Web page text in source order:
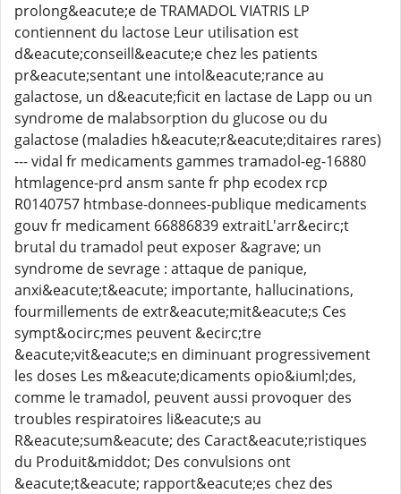
prolong&eacute;e de TRAMADOL VIATRIS LP
contiennent du lactose Leur utilisation est
d&eacute;conseill&eacute;e chez les patients
pr&eacute;sentant une intol&eacute;rance au
galactose, un d&eacute;ficit en lactase de Lapp ou un
syndrome de malabsorption du glucose ou du
galactose (maladies h&eacute;r&eacute;ditaires rares)
--- vidal fr medicaments gammes tramadol-eg-16880
htmlagence-prd ansm sante fr php ecodex rcp
R0140757 htmbase-donnees-publique medicaments
gouv fr medicament 66886839 extraitL'arr&ecirc;t
brutal du tramadol peut exposer &agrave; un
syndrome de sevrage : attaque de panique,
anxi&eacute;t&eacute; importante, hallucinations,
fourmillements de extr&eacute;mit&eacute;s Ces
sympt&ocirc;mes peuvent &ecirc;tre
&eacute;vit&eacute;s en diminuant progressivement
les doses Les m&eacute;dicaments opio&iuml;des,
comme le tramadol, peuvent aussi provoquer des
troubles respiratoires li&eacute;s au
R&eacute;sum&eacute; des Caract&eacute;ristiques
du Produit&middot; Des convulsions ont
&eacute;t&eacute; rapport&eacute;es chez des